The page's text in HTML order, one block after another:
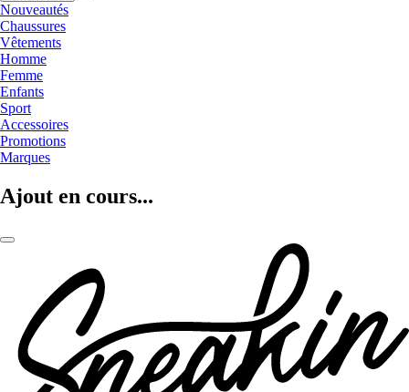
Nouveautés
Chaussures
Vêtements
Homme
Femme
Enfants
Sport
Accessoires
Promotions
Marques
Ajout en cours...